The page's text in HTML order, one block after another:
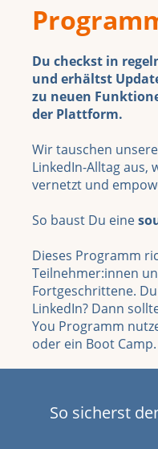
Du checkst in
und erhältst
zu neuen
der Plattform.
Wir tauschen
LinkedIn-Alltag aus,
vernetzt und
So baust Du eine
Dieses Programm
Teilnehmer:innen
Fortgeschrittene.
LinkedIn? Dann
You Programm
oder ein Boot Camp.
So sicherst